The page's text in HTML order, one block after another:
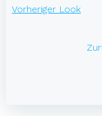
Vorheriger Look